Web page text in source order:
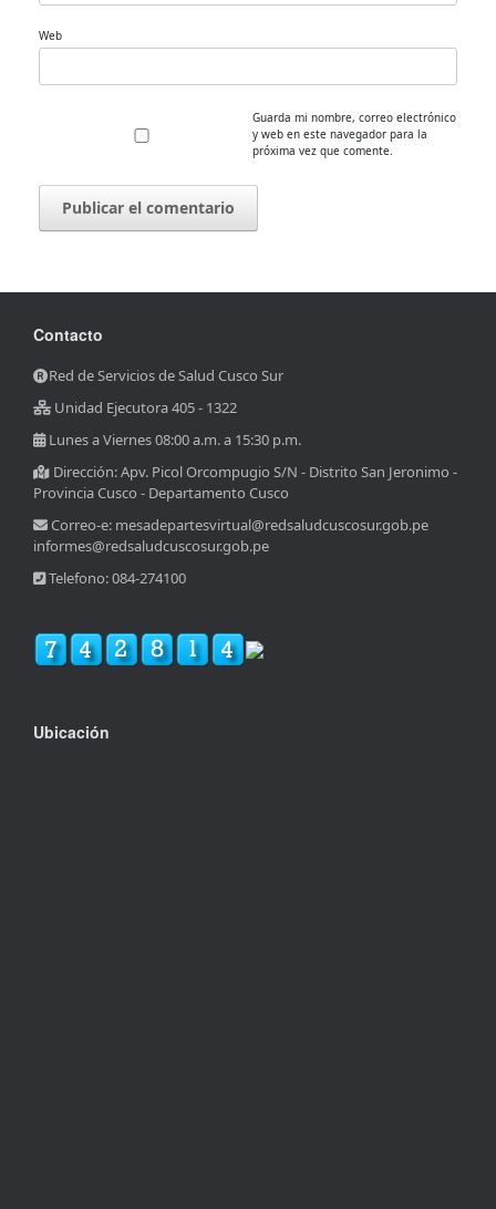
Web
Guarda mi nombre, correo electrónico
y web en este navegador para la
próxima vez que comente.
Contacto
Red de Servicios de Salud Cusco Sur
Unidad Ejecutora 405 - 1322
Lunes a Viernes 08:00 a.m. a 15:30 p.m.
Dirección: Apv. Picol Orcompugio S/N - Distrito San Jeronimo -
Provincia Cusco - Departamento Cusco
Correo-e: mesadepartesvirtual@redsaludcuscosur.gob.pe
informes@redsaludcuscosur.gob.pe
Telefono: 084-274100
Ubicación